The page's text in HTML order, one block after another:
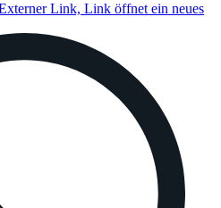
Link, Link öffnet ein neues